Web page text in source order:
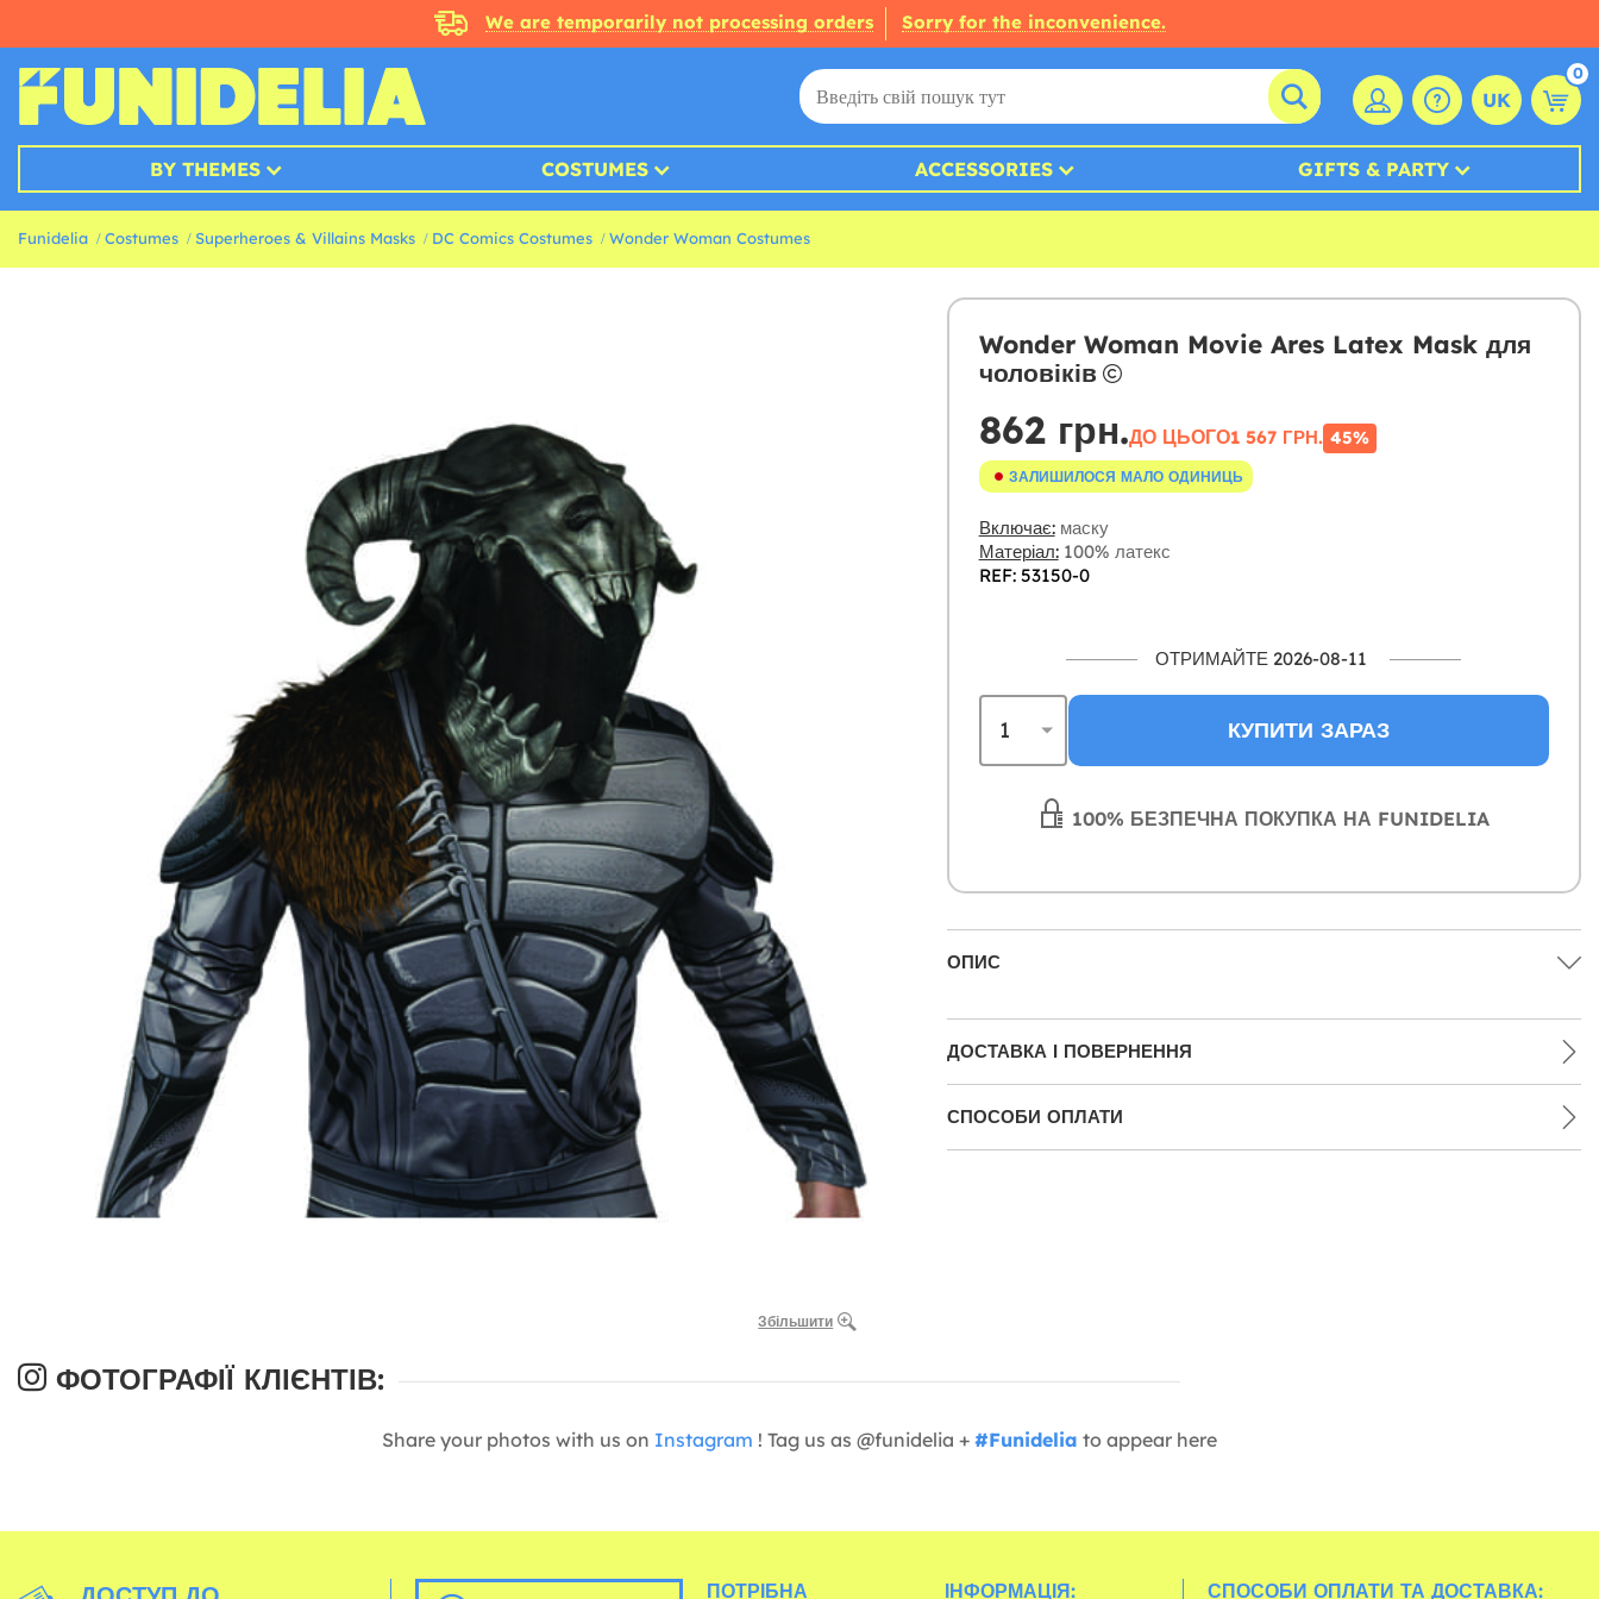
We are temporarily not processing orders Sorry for the inconvenience.
UK
0
BY THEMES COSTUMES ACCESSORIES GIFTS & PARTY
Funidelia Costumes Superheroes & Villains Masks DC Comics Costumes Wonder Woman Costumes
Збільшити
Wonder Woman Movie Ares Latex Mask для
чоловіків
862 грн.ДО ЦЬОГО1 567 ГРН. 45%
ЗАЛИШИЛОСЯ МАЛО ОДИНИЦЬ
Включає:маску
Матеріал:100% латекс
REF: 53150-0
ОТРИМАЙТЕ 2026-08-11
КУПИТИ ЗАРАЗ
100% БЕЗПЕЧНА ПОКУПКА НА FUNIDELIA
ОПИС
ДОСТАВКА І ПОВЕРНЕННЯ
СПОСОБИ ОПЛАТИ
ФОТОГРАФІЇ КЛІЄНТІВ:
Share your photos with us on Instagram ! Tag us as @funidelia + #Funidelia to appear here
ПОТРІБНА ІНФОРМАЦІЯ: СПОСОБИ ОПЛАТИ ТА ДОСТАВКА: